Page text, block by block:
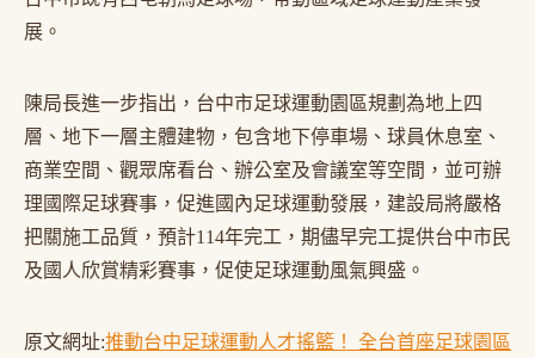
展。
陳局長進一步指出，台中市足球運動園區規劃為地上四
層、地下一層主體建物，包含地下停車場、球員休息室、
商業空間、觀眾席看台、辦公室及會議室等空間，並可辦
理國際足球賽事，促進國內足球運動發展，建設局將嚴格
把關施工品質，預計114年完工，期儘早完工提供台中市民
及國人欣賞精彩賽事，促使足球運動風氣興盛。
原文網址:推動台中足球運動人才搖籃！ 全台首座足球園區